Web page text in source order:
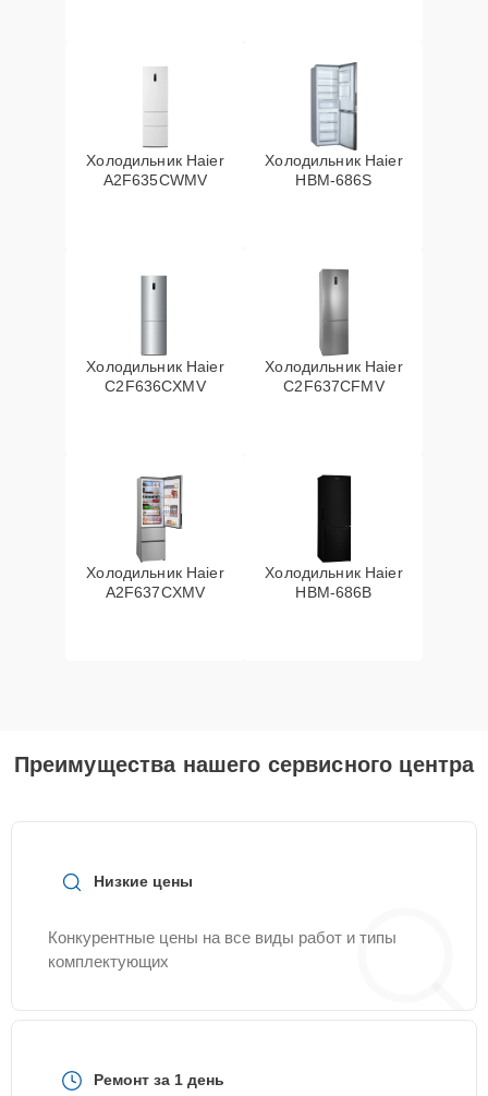
Холодильник Haier
A2F635CWMV
Холодильник Haier
HBM-686S
Холодильник Haier
C2F636CXMV
Холодильник Haier
C2F637CFMV
Холодильник Haier
A2F637CXMV
Холодильник Haier
HBM-686B
Преимущества нашего сервисного центра
Низкие цены
Конкурентные цены на все виды работ и типы
комплектующих
Ремонт за 1 день